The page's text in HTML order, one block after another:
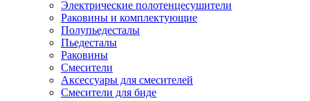
Электрические полотенцесушители
Раковины и комплектующие
Полупьедесталы
Пьедесталы
Раковины
Смесители
Аксессуары для смесителей
Смесители для биде